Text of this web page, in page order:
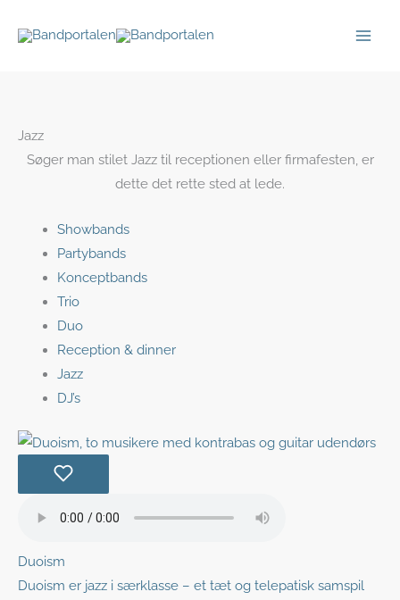
Jazz
Søger man stilet Jazz til receptionen eller firmafesten, er
dette det rette sted at lede.
Showbands
Partybands
Konceptbands
Trio
Duo
Reception & dinner
Jazz
DJ’s
Duoism
Duoism er jazz i særklasse – et tæt og telepatisk samspil